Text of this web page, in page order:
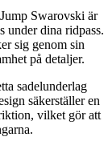
Swarovski är
under dina ridpass.
sig genom sin
på detaljer.
sadelunderlag
säkerställer en
vilket gör att